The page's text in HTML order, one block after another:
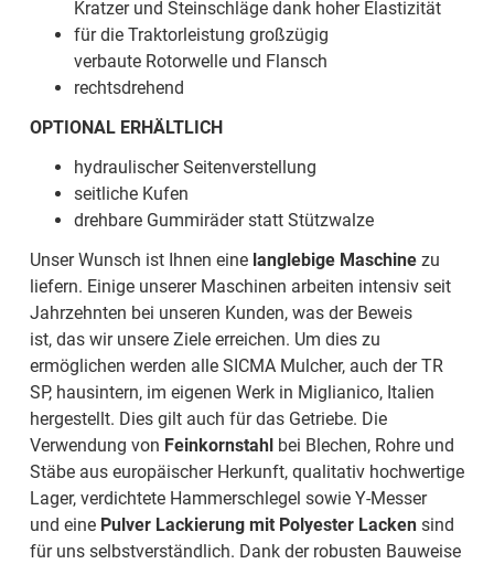
Kratzer und Steinschläge dank hoher Elastizität
für die Traktorleistung großzügig
verbaute Rotorwelle und Flansch
rechtsdrehend
OPTIONAL ERHÄLTLICH
hydraulischer Seitenverstellung
seitliche Kufen
drehbare Gummiräder statt Stützwalze
Unser Wunsch ist Ihnen eine langlebige Maschine zu
liefern. Einige unserer Maschinen arbeiten intensiv seit
Jahrzehnten bei unseren Kunden, was der Beweis
ist, das wir unsere Ziele erreichen. Um dies zu
ermöglichen werden alle SICMA Mulcher, auch der TR
SP, hausintern, im eigenen Werk in Miglianico, Italien
hergestellt. Dies gilt auch für das Getriebe. Die
Verwendung von Feinkornstahl bei Blechen, Rohre und
Stäbe aus europäischer Herkunft, qualitativ hochwertige
Lager, verdichtete Hammerschlegel sowie Y-Messer
und eine Pulver Lackierung mit Polyester Lacken sind
für uns selbstverständlich. Dank der robusten Bauweise